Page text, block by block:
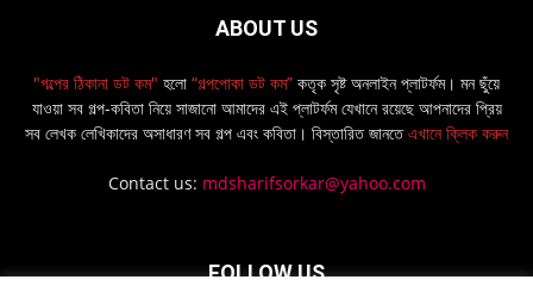
ABOUT US
"গল্পের ঠিকানা ডট কম" হলো “গল্পপোকা ডট কম” কতৃক সৃষ্ট অনলাইন প্লাটর্ফম। মন ছুঁয়ে
যাওয়া সব গল্প-কবিতা নিয়ে সাজানো আমাদের এই প্লাটর্ফম যেখানে রয়েছে আপনাদের প্রিয়
সব লেখক লেখিকাদের অসাধারণ সব গল্প এবং কবিতা। বিস্তারিত জানতেএখানে ক্লিক করুন
Contact us: mdsharifsorkar@yahoo.com
FOLLOW US